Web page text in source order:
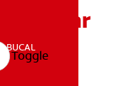
SALUD BUCAL
BUCAL
Toggle
evitar